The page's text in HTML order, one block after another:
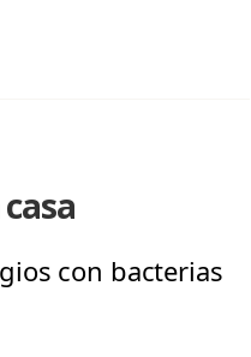
con bacterias